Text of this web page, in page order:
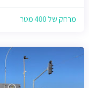
מרחק של 400 מטר